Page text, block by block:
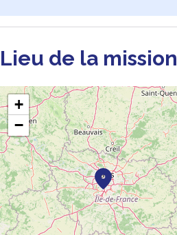
Lieu de la mission
+
−